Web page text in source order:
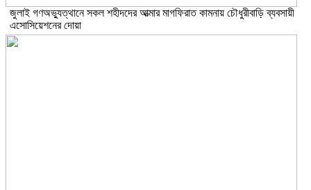
জুলাই গণঅভ্যুত্থানে সকল শহীদদের আত্মার মাগফিরাত কামনায় চৌধুরীবাড়ি ব্যবসায়ী
এসোসিয়েশনের দোয়া